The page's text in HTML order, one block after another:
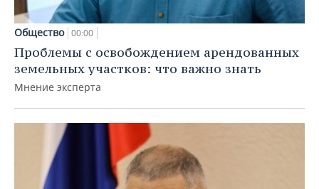
Общество 00:00
Проблемы с освобождением арендованных
земельных участков: что важно знать
Мнение эксперта